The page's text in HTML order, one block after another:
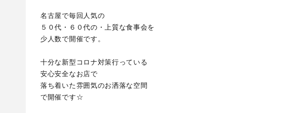
名古屋で毎回人気の
５０代・６０代の・上質な食事会を
少人数で開催です。
十分な新型コロナ対策行っている
安心安全なお店で
落ち着いた雰囲気のお洒落な空間
で開催です☆